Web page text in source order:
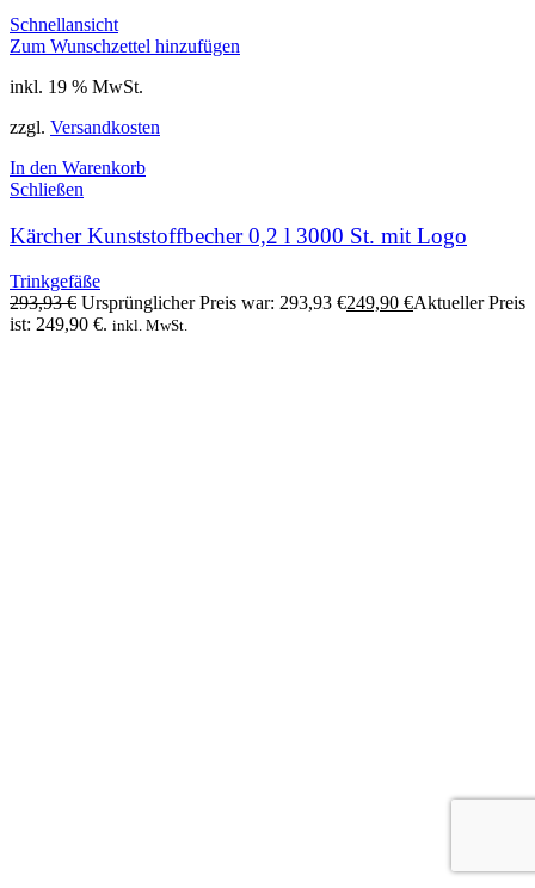
Schnellansicht
Zum Wunschzettel hinzufügen
inkl. 19 % MwSt.
zzgl. Versandkosten
In den Warenkorb
Schließen
Kärcher Kunststoffbecher 0,2 l 3000 St. mit Logo
Trinkgefäße
293,93€ Ursprünglicher Preis war: 293,93 €249,90 €Aktueller Preis
ist: 249,90 €. inkl. MwSt.